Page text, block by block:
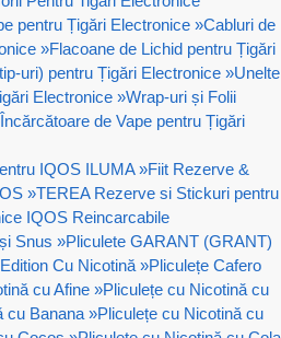
pentru Țigări Electronice »Cabluri de
»Flacoane de Lichid pentru Țigări
uri) pentru Țigări Electronice »Unelte
Electronice »Wrap-uri și Folii
Încărcătoare de Vape pentru Țigări
IQOS ILUMA »Fiit Rezerve &
»TEREA Rezerve si Stickuri pentru
IQOS Reincarcabile
Snus »Pliculete GARANT (GRANT)
Cu Nicotină »Pliculețe Cafero
cu Afine »Pliculețe cu Nicotină cu
cu Banana »Pliculețe cu Nicotină cu